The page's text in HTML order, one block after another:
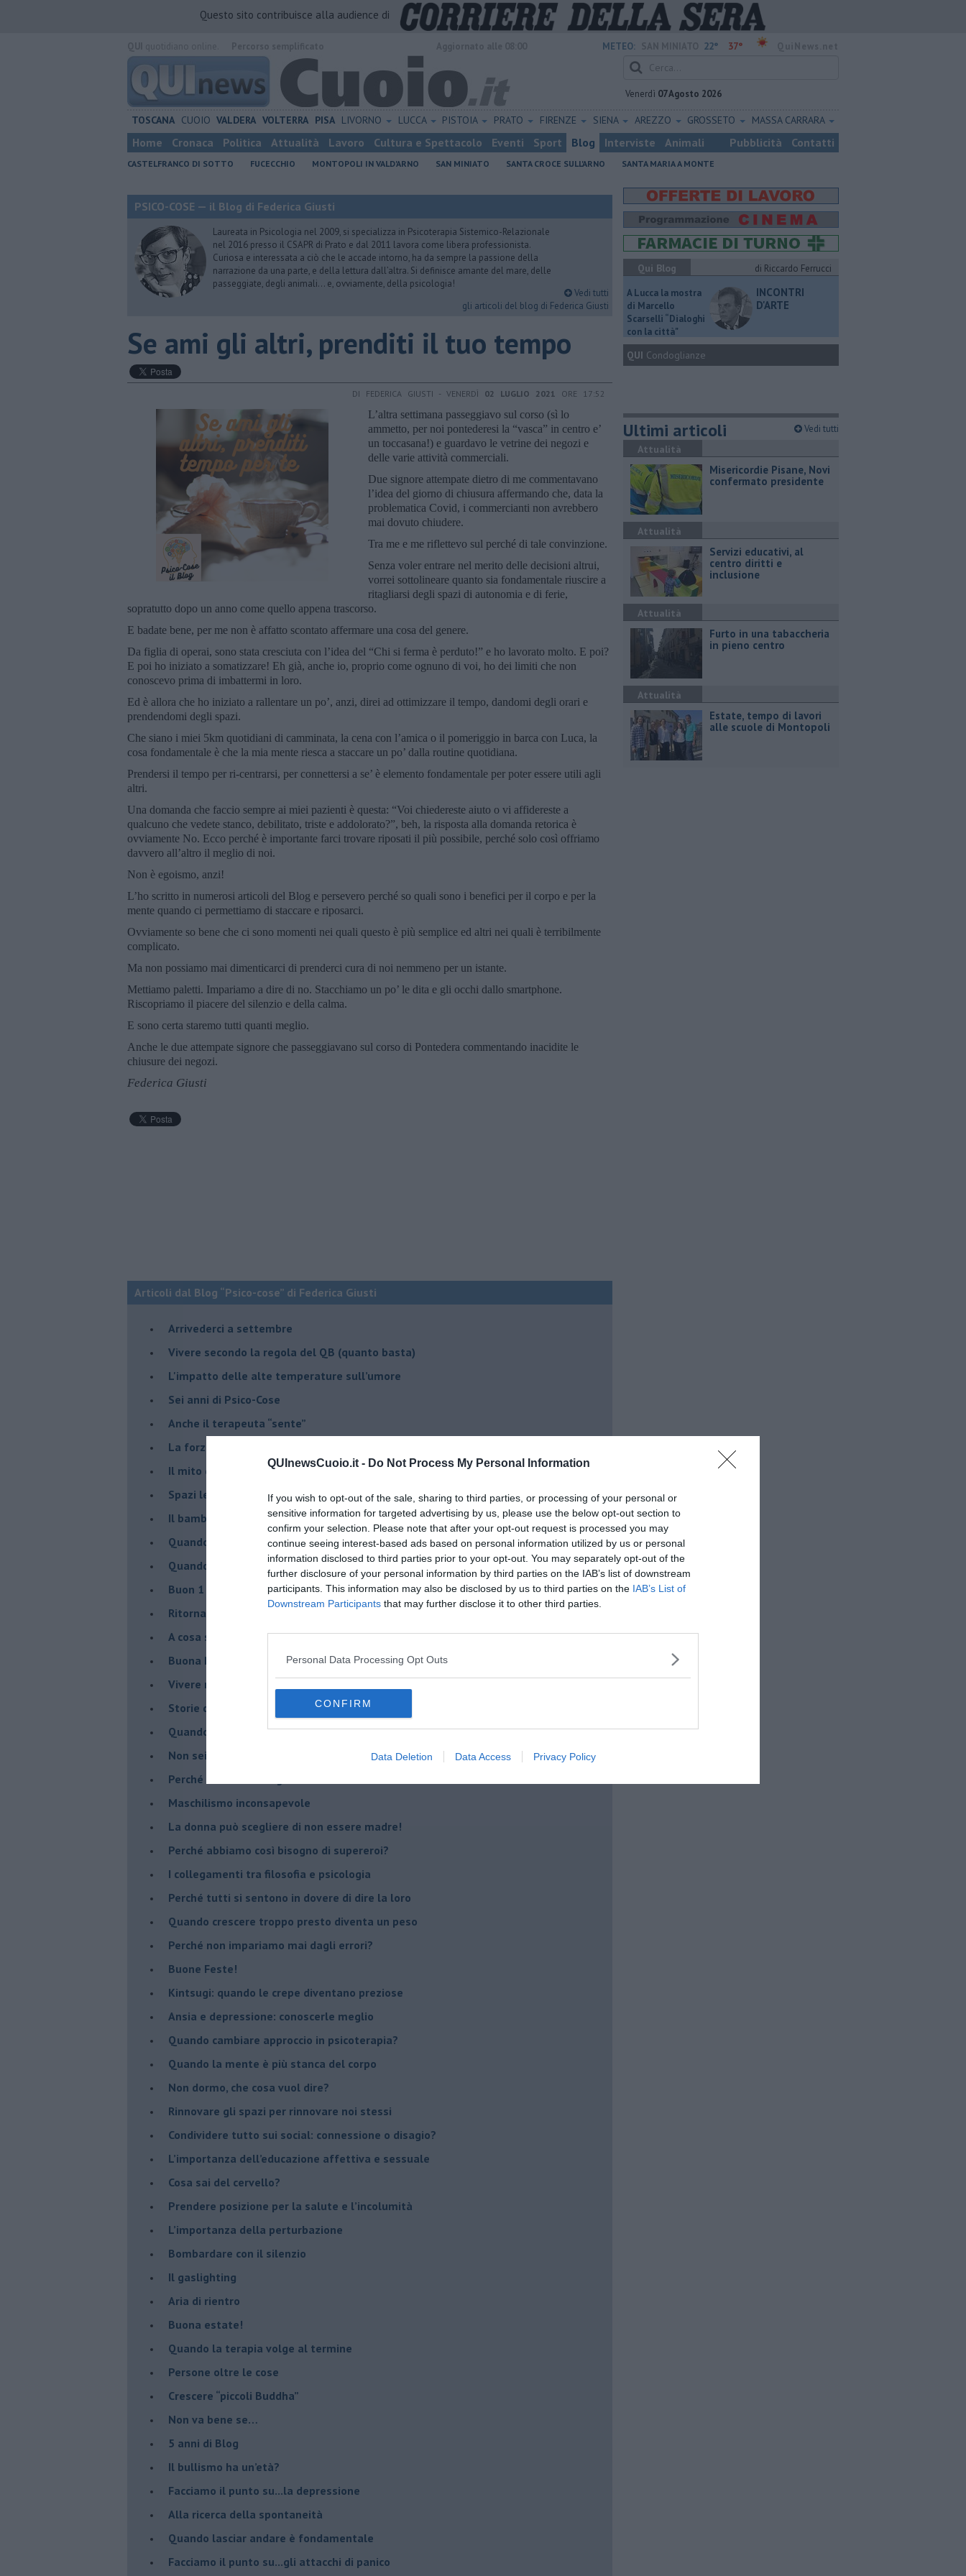
QUInewsCuoio.it - Do Not Process My Personal Information
If you wish to opt-out of the sale, sharing to third parties, or processing of your personal or
sensitive information for targeted advertising by us, please use the below opt-out section to
confirm your selection. Please note that after your opt-out request is processed you may
continue seeing interest-based ads based on personal information utilized by us or personal
information disclosed to third parties prior to your opt-out. You may separately opt-out of the
further disclosure of your personal information by third parties on the IAB’s list of downstream
participants. This information may also be disclosed by us to third parties on the IAB’s List of
Downstream Participants that may further disclose it to other third parties.
Personal Data Processing Opt Outs
CONFIRM
Data Deletion Data Access Privacy Policy
Questo sito contribuisce alla audience di
METEO: 22° 37°
Venerdì 07 Agosto 2026
TOSCANA CUOIO VALDERA VOLTERRA PISA LIVORNO LUCCA PISTOIA PRATO FIRENZE SIENA AREZZO GROSSETO MASSA CARRARA
Home Cronaca Politica Attualità Lavoro Cultura e Spettacolo Eventi Sport Blog Interviste Animali Pubblicità Contatti
CASTELFRANCO DI SOTTO FUCECCHIO MONTOPOLI IN VALD'ARNO SAN MINIATO SANTA CROCE SULL'ARNO SANTA MARIA A MONTE
PSICO-COSE — il Blog di Federica Giusti
Laureata in Psicologia nel 2009, si specializza in Psicoterapia Sistemico-Relazionale
nel 2016 presso il CSAPR di Prato e dal 2011 lavora come libera professionista.
Curiosa e interessata a ciò che le accade intorno, ha da sempre la passione della
narrazione da una parte, e della lettura dall’altra. Si definisce amante del mare, delle
passeggiate, degli animali… e, ovviamente, della psicologia!
Vedi tutti
gli articoli del blog di Federica Giusti
​Se ami gli altri, prenditi il tuo tempo
DI FEDERICA GIUSTI - VENERDÌ 02 LUGLIO 2021 ORE 17:52
L’altra settimana passeggiavo sul corso (sì lo
ammetto, per noi pontederesi la “vasca” in centro e’
un toccasana!) e guardavo le vetrine dei negozi e
delle varie attività commerciali.
Due signore attempate dietro di me commentavano
l’idea del giorno di chiusura affermando che, data la
problematica Covid, i commercianti non avrebbero
mai dovuto chiudere.
Tra me e me riflettevo sul perché di tale convinzione.
Senza voler entrare nel merito delle decisioni altrui,
vorrei sottolineare quanto sia fondamentale riuscire a
ritagliarsi degli spazi di autonomia e di ferie,
sopratutto dopo un anno come quello appena trascorso.
E badate bene, per me non è affatto scontato affermare una cosa del genere.
Da figlia di operai, sono stata cresciuta con l’idea del “Chi si ferma è perduto!” e ho lavorato molto. E poi?
E poi ho iniziato a somatizzare! Eh già, anche io, proprio come ognuno di voi, ho dei limiti che non
conoscevo prima di imbattermi in loro.
Ed è allora che ho iniziato a rallentare un po’, anzi, direi ad ottimizzare il tempo, dandomi degli orari e
prendendomi degli spazi.
Che siano i miei 5km quotidiani di camminata, la cena con l’amica o il pomeriggio in barca con Luca, la
cosa fondamentale è che la mia mente riesca a staccare un po’ dalla routine quotidiana.
Prendersi il tempo per ri-centrarsi, per connettersi a se’ è elemento fondamentale per poter essere utili agli
altri.
Una domanda che faccio sempre ai miei pazienti è questa: “Voi chiedereste aiuto o vi affidereste a
qualcuno che vedete stanco, debilitato, triste e addolorato?”, beh, la risposta alla domanda retorica è
ovviamente No. Ecco perché è importante farci trovare riposati il più possibile, perché solo così offriamo
davvero all’altro il meglio di noi.
Non è egoismo, anzi!
L’ho scritto in numerosi articoli del Blog e persevero perché so quali sono i benefici per il corpo e per la
mente quando ci permettiamo di staccare e riposarci.
Ovviamente so bene che ci sono momenti nei quali questo è più semplice ed altri nei quali è terribilmente
complicato.
Ma non possiamo mai dimenticarci di prenderci cura di noi nemmeno per un istante.
Mettiamo paletti. Impariamo a dire di no. Stacchiamo un po’ le dita e gli occhi dallo smartphone.
Riscopriamo il piacere del silenzio e della calma.
E sono certa staremo tutti quanti meglio.
Anche le due attempate signore che passeggiavano sul corso di Pontedera commentando inacidite le
chiusure dei negozi.
Federica Giusti
Articoli dal Blog “Psico-cose” di Federica Giusti
​Arrivederci a settembre
​Vivere secondo la regola del QB (quanto basta)
​L'impatto delle alte temperature sull’umore
Sei anni di Psico-Cose
​Anche il terapeuta “sente”
​La forza silenziosa dell'impegno
​Il mito della madre leonessa
Spazi leggeri per tempi complessi
Il bambino, il marshmallow e il tempo
​Quando cambia il nome di una sindrome
​Quando il terapeuta torna a casa
​Buon 1 Maggio!
Ritornare indietro di vent’anni
​A cosa serve davvero la psicoterapia
​Buona Pasqua e … buona rinascita!
​Vivere nell’incertezza
​Storie di rinascita: i Take That
​Quando la rigidità del terapeuta è fondamentale
​Non sei indietro, stai seguendo il tuo tempo
​Perché abbiamo bisogno di Sanremo?
​Maschilismo inconsapevole
​La donna può scegliere di non essere madre!
​Perché abbiamo così bisogno di supereroi?
​I collegamenti tra filosofia e psicologia
​Perché tutti si sentono in dovere di dire la loro
​Quando crescere troppo presto diventa un peso
​Perché non impariamo mai dagli errori?
​Buone Feste!
​Kintsugi: quando le crepe diventano preziose
Ansia e depressione: conoscerle meglio
Quando cambiare approccio in psicoterapia?
​Quando la mente è più stanca del corpo
Non dormo, che cosa vuol dire?
​Rinnovare gli spazi per rinnovare noi stessi
​Condividere tutto sui social: connessione o disagio?
​L’importanza dell’educazione affettiva e sessuale
​Cosa sai del cervello?
Prendere posizione per la salute e l’incolumità
L’importanza della perturbazione
​Bombardare con il silenzio
Il gaslighting
Aria di rientro
Buona estate!
​Quando la terapia volge al termine
​Persone oltre le cose
​Crescere “piccoli Buddha”
Non va bene se…
​5 anni di Blog
​Il bullismo ha un’età?
Facciamo il punto su...la depressione
​Alla ricerca della spontaneità
​Quando lasciar andare è fondamentale
Facciamo il punto su...gli attacchi di panico
Qui Blog
di Riccardo Ferrucci
A Lucca la mostra
di Marcello
Scarselli “Dialoghi
con la città"
INCONTRI
D'ARTE
QUI Condoglianze
Ultimi articoli Vedi tutti
Attualità
Misericordie Pisane, Novi
confermato presidente
Attualità
Servizi educativi, al
centro diritti e
inclusione
Attualità
Furto in una tabaccheria
in pieno centro
Attualità
Estate, tempo di lavori
alle scuole di Montopoli